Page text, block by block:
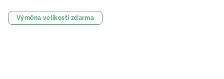
Výměna velikosti zdarma